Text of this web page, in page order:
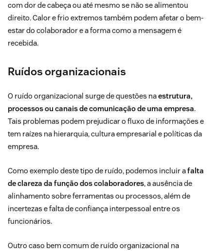
com dor de cabeça ou até mesmo se não se alimentou
direito. Calor e frio extremos também podem afetar o bem-
estar do colaboradore a forma como a mensagem é
recebida.
Ruídos organizacionais
O ruído organizacional surge de questões naestrutura,
processos ou canais de comunicação de uma empresa.
Tais problemas podem prejudicar o fluxo de informações e
tem raízes na hierarquia,cultura empresarial e políticas da
empresa.
Como exemplo deste tipo de ruído, podemos incluir afalta
de clareza da função dos colaboradores, a ausência de
alinhamento sobre ferramentas ou processos, além de
incertezas e falta de confiança interpessoal entre os
funcionários.
Outro caso bem comum de ruído organizacional na